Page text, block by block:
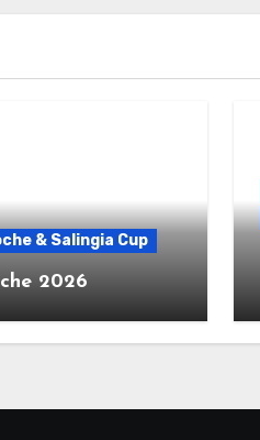
& Salingia Cup
2026